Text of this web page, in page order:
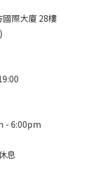
際大廈 28樓
- 6:00pm
息